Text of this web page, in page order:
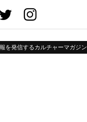
を発信するカルチャーマガジン